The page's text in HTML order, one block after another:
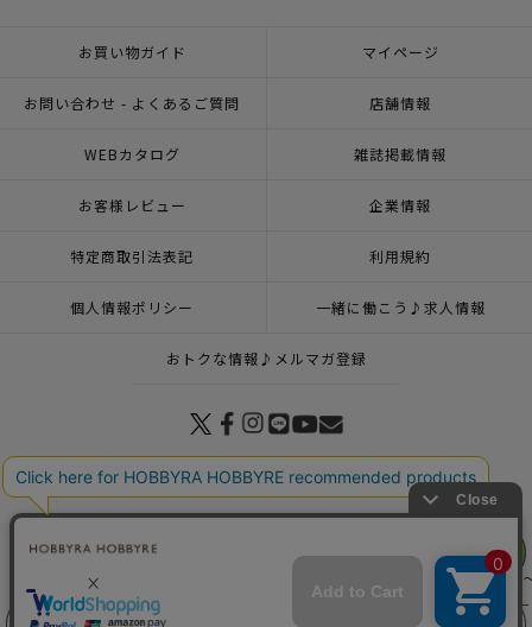
フェア
お買い物ガイド マイページ
お問い合わせ - よくあるご質問 店舗情報
WEBカタログ 雑誌掲載情報
お客様レビュー 企業情報
特定商取引法表記 利用規約
個人情報ポリシー 一緒に働こう♪求人情報
おトクな情報♪メルマガ登録
© 2026 HOBBYRA HOBBYRE CORPORATION ALL Rights Reserved
トップページ
SNOOPY and Friends ～秋
トップページ 登録 ラミネート スヌーピー＆フレンズ＜01IV＞生地 ホビーラホビ